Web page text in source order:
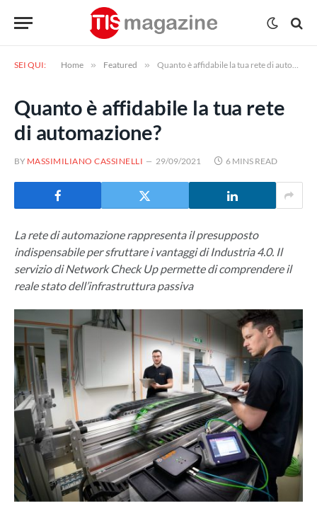
SEI QUI: Home » Featured » Quanto è affidabile la tua rete di automazione?
Quanto è affidabile la tua rete
di automazione?
BY MASSIMILIANO CASSINELLI 29/09/2021 6 MINS READ
La rete di automazione rappresenta il presupposto
indispensabile per sfruttare i vantaggi di Industria 4.0. Il
servizio di Network Check Up permette di comprendere il
reale stato dell’infrastruttura passiva